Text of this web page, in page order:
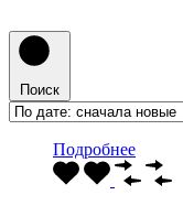
Поиск
Подробнее